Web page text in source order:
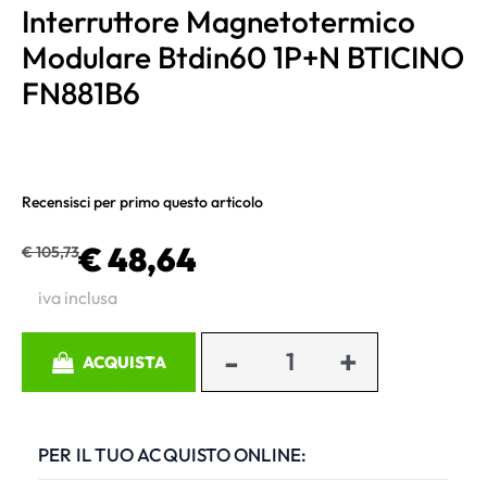
Interruttore Magnetotermico
Modulare Btdin60 1P+N BTICINO
FN881B6
Recensisci per primo questo articolo
€ 105,73€ 48,64
iva inclusa
ACQUISTA
PER IL TUO ACQUISTO ONLINE: